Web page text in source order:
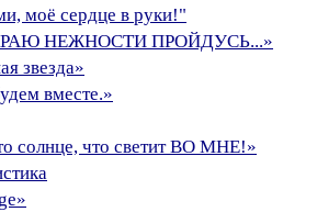
моё сердце в руки!"
НЕЖНОСТИ ПРОЙДУСЬ...»
звезда»
вместе.»
солнце, что светит ВО МНЕ!»